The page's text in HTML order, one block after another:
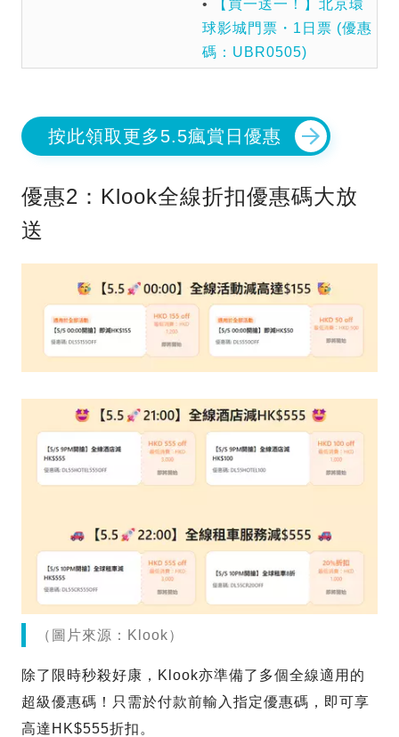
•
【買一送一！】北京環
球影城門票・1日票 (優惠
碼：UBR0505)
按此領取更多5.5瘋賞日優惠
優惠2：Klook全線折扣優惠碼大放
送
（圖片來源：Klook）
除了限時秒殺好康，Klook亦準備了多個全線適用的
超級優惠碼！只需於付款前輸入指定優惠碼，即可享
高達HK$555折扣。